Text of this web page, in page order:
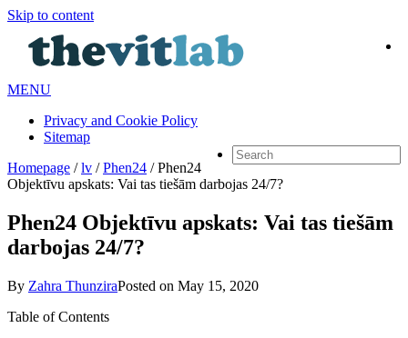
Skip to content
MENU
Privacy and Cookie Policy
Sitemap
Homepage / lv / Phen24 / Phen24
Objektīvu apskats: Vai tas tiešām darbojas 24/7?
Phen24 Objektīvu apskats: Vai tas tiešām
darbojas 24/7?
By Zahra ThunziraPosted on May 15, 2020
Table of Contents